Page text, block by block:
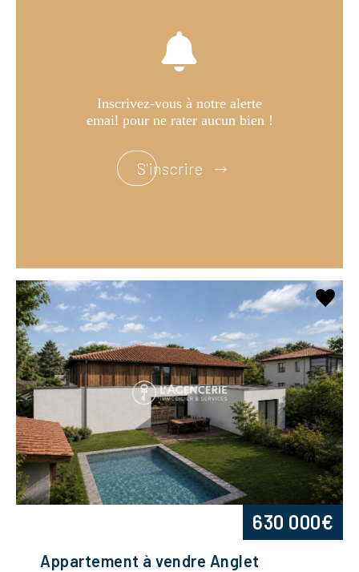
Inscrivez-vous à notre alerte
email pour ne rater aucun bien !
S'inscrire
Appartement à vendre Anglet
630 000€